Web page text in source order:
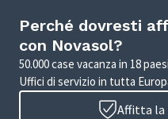
Perché dovresti
con Novasol?
50.000 case vacanza in 18
Uffici di servizio in tutta
Affitta la